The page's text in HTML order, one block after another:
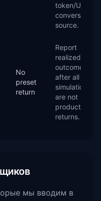
token/USD
conversion
source.
No
preset
return
Report
realized
outcomes
after all fees;
simulations
are not
production
returns.
мы вводим в